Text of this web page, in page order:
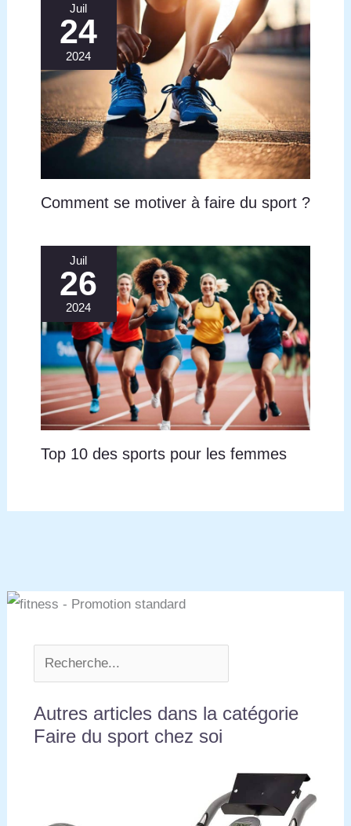
Juil
24
2024
Comment se motiver à faire du sport ?
Juil
26
2024
Top 10 des sports pour les femmes
Autres articles dans la catégorie
Faire du sport chez soi